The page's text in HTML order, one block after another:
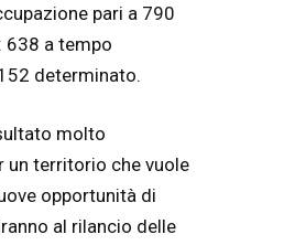
pari a 790
638 a tempo
determinato.
molto
un territorio che vuole
opportunità di
al rilancio delle